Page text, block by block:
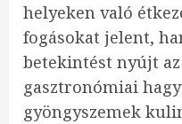
helyeken való
fogásokat jelent,
betekintést nyújt
gasztronómiai
gyöngyszemek